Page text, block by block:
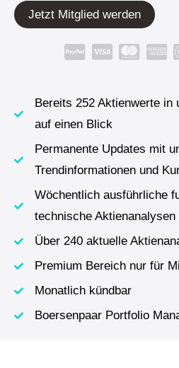
Jetzt Mitglied werden
Bereits 252 Aktienwerte
auf einen Blick
Permanente Updates mit
Trendinformationen und
Wöchentlich ausführliche
technische Aktienanalysen
Über 240 aktuelle
Premium Bereich nur für
Monatlich kündbar
Boersenpaar Portfolio